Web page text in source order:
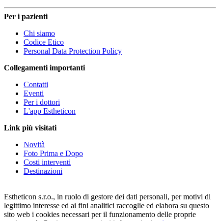
Per i pazienti
Chi siamo
Codice Etico
Personal Data Protection Policy
Collegamenti importanti
Contatti
Eventi
Per i dottori
L'app Estheticon
Link più visitati
Novità
Foto Prima e Dopo
Costi interventi
Destinazioni
Estheticon s.r.o., in ruolo di gestore dei dati personali, per motivi di
legittimo interesse ed ai fini analitici raccoglie ed elabora su questo
sito web i cookies necessari per il funzionamento delle proprie